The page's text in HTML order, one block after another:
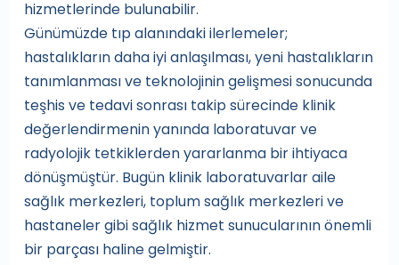
hizmetlerinde bulunabilir.
Günümüzde tıp alanındaki ilerlemeler;
hastalıkların daha iyi anlaşılması, yeni hastalıkların
tanımlanması ve teknolojinin gelişmesi sonucunda
teşhis ve tedavi sonrası takip sürecinde klinik
değerlendirmenin yanında laboratuvar ve
radyolojik tetkiklerden yararlanma bir ihtiyaca
dönüşmüştür. Bugün klinik laboratuvarlar aile
sağlık merkezleri, toplum sağlık merkezleri ve
hastaneler gibi sağlık hizmet sunucularının önemli
bir parçası haline gelmiştir.